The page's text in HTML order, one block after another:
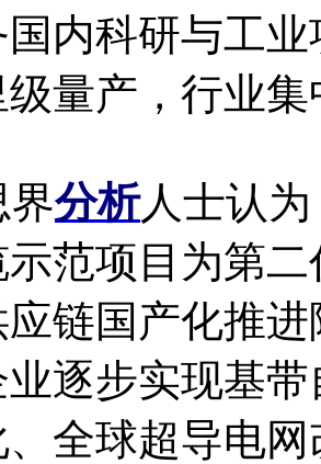
内科研与工
量产，行业
分析人士认
范项目为第
链国产化推
逐步实现基
全球超导电